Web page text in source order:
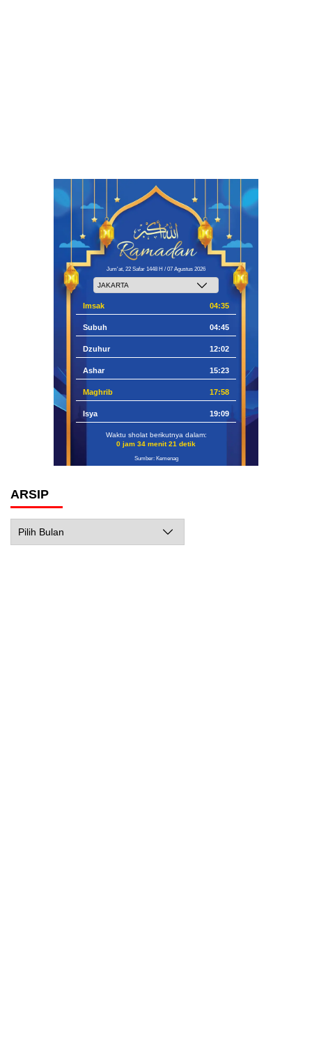
Jum'at, 22 Safar 1448 H / 07 Agustus 2026
Imsak 04:35
Subuh 04:45
Dzuhur 12:02
Ashar 15:23
Maghrib 17:58
Isya 19:09
Waktu sholat berikutnya dalam:
0 jam 34 menit 20 detik
Sumber: Kemenag
ARSIP